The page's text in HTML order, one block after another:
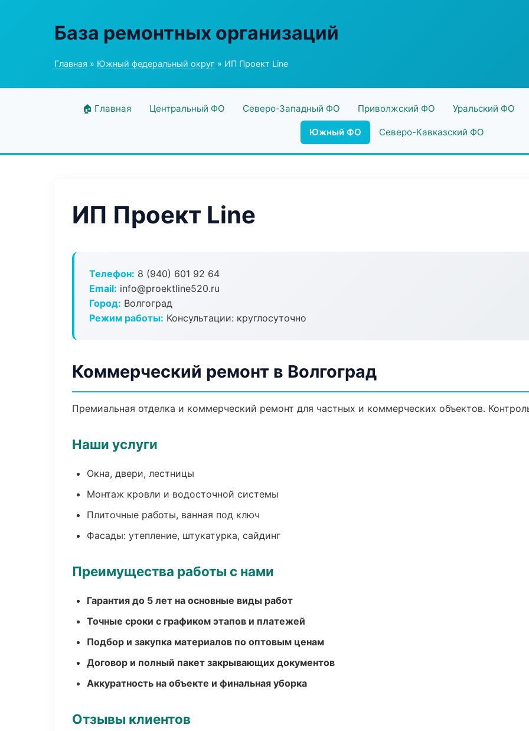
База ремонтных организаций
Главная » Южный федеральный округ » ИП Проект Line
🏠 Главная Центральный ФО Северо-Западный ФО Приволжский ФО Уральский ФО
Южный ФО Северо-Кавказский ФО
ИП Проект Line
Телефон: 8 (940) 601 92 64
Email: info@proektline520.ru
Город: Волгоград
Режим работы: Консультации: круглосуточно
Коммерческий ремонт в Волгоград
Премиальная отделка и коммерческий ремонт для частных и коммерческих объектов.
Наши услуги
Окна, двери, лестницы
Монтаж кровли и водосточной системы
Плиточные работы, ванная под ключ
Фасады: утепление, штукатурка, сайдинг
Преимущества работы с нами
Гарантия до 5 лет на основные виды работ
Точные сроки с графиком этапов и платежей
Подбор и закупка материалов по оптовым ценам
Договор и полный пакет закрывающих документов
Аккуратность на объекте и финальная уборка
Отзывы клиентов